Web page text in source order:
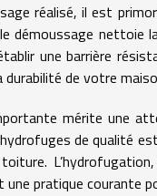
réalisé, il est
démoussage nettoie
une barrière
de votre
mérite une
de qualité
une pratique courante